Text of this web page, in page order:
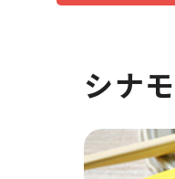
シナ